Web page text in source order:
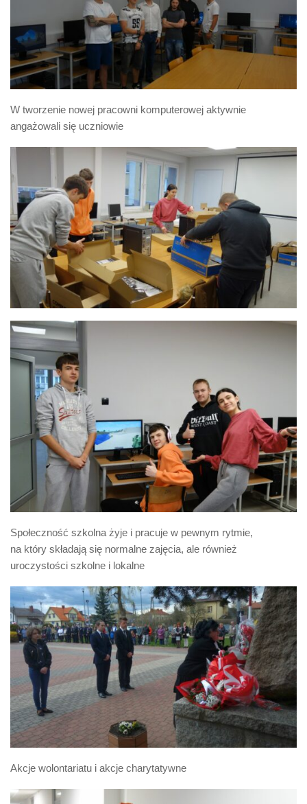
W tworzenie nowej pracowni komputerowej aktywnie
angażowali się uczniowie
Społeczność szkolna żyje i pracuje w pewnym rytmie,
na który składają się normalne zajęcia, ale również
uroczystości szkolne i lokalne
Akcje wolontariatu i akcje charytatywne